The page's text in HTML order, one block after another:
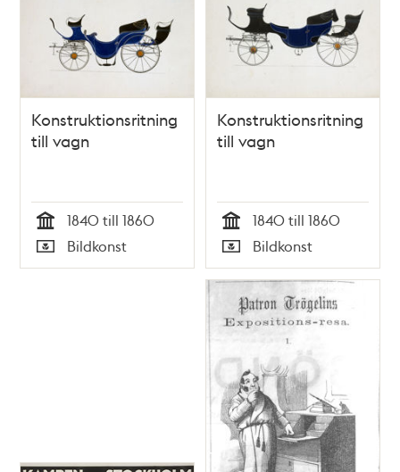
Konstruktionsritning
till vagn
Tid
1840 till 1860
Typ
Bildkonst
Konstruktionsritning
till vagn
Tid
1840 till 1860
Typ
Bildkonst